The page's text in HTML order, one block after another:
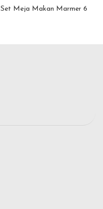
Set Meja Makan Marmer 6